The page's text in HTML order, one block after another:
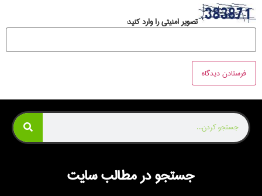
تصویر امنیتی را وارد کنید:
جستجو در مطالب سایت